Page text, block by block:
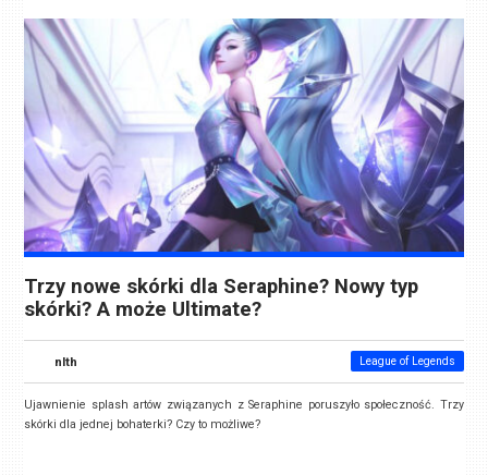
Trzy nowe skórki dla Seraphine? Nowy typ
skórki? A może Ultimate?
nlth League of Legends
Ujawnienie splash artów związanych z Seraphine poruszyło społeczność. Trzy
skórki dla jednej bohaterki? Czy to możliwe?